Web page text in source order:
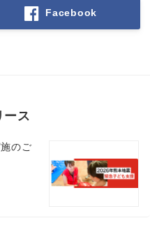
Facebook
ース
のご